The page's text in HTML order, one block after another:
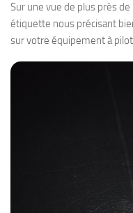
Sur une vue de plus près
étiquette nous précisant
sur votre équipement à